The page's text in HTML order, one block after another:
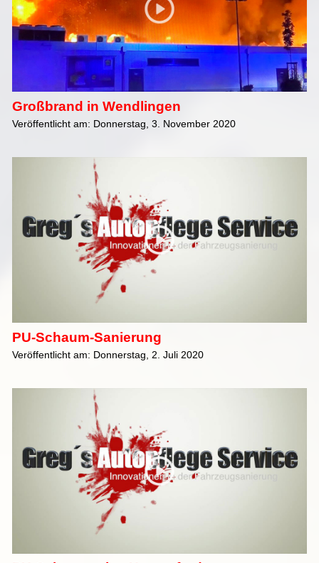
Großbrand in Wendlingen
Veröffentlicht am: Donnerstag, 3. November 2020
PU-Schaum-Sanierung
Veröffentlicht am: Donnerstag, 2. Juli 2020